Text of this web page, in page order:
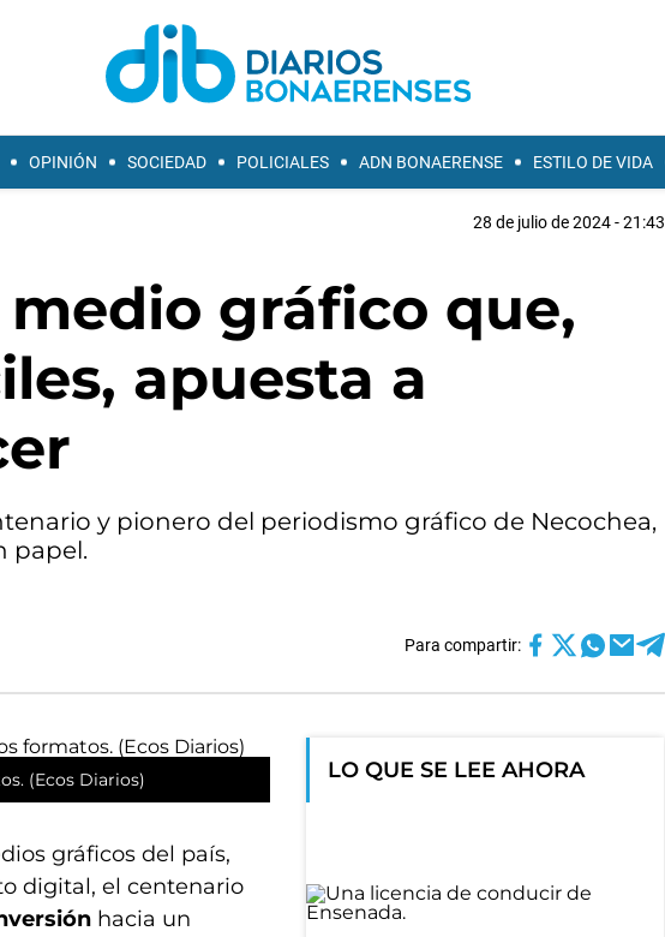
OPINIÓN SOCIEDAD POLICIALES ADN BONAERENSE ESTILO DE VIDA
28 de julio de 2024 - 21:43
medio gráfico que,
apuesta a
y pionero del periodismo gráfico de Necochea,
papel.
Para compartir:
(Ecos Diarios)
gráficos del país,
digital, el centenario
hacia un
LO QUE SE LEE AHORA